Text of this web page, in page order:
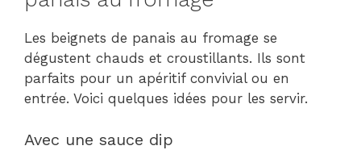
Les beignets de panais au fromage se
dégustent chauds et croustillants. Ils sont
parfaits pour un apéritif convivial ou en
entrée. Voici quelques idées pour les servir.
Avec une sauce dip